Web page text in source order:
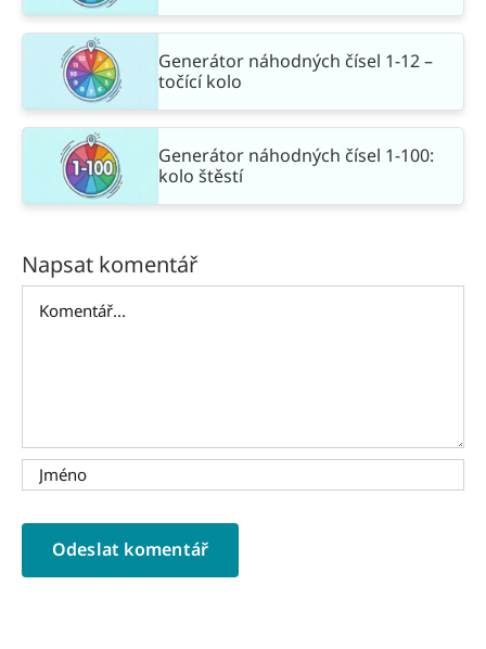
Generátor náhodných čísel 1-12 –
točící kolo
Generátor náhodných čísel 1-100:
kolo štěstí
Napsat komentář